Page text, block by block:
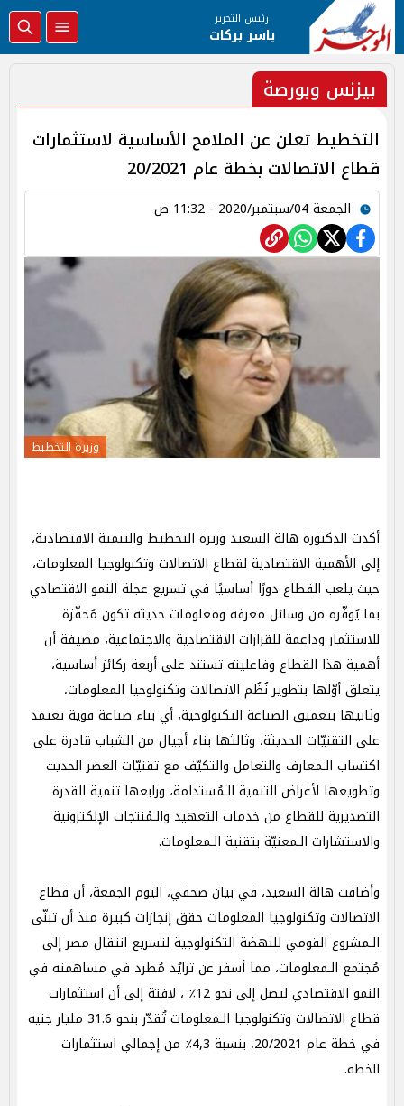
رئيس التحرير
ياسر بركات
بيزنس وبورصة
التخطيط تعلن عن الملامح الأساسية لاستثمارات
قطاع الاتصالات بخطة عام 20/2021
الجمعة 04/سبتمبر/2020 - 11:32 ص
وزيرة التخطيط
أكدت الدكتورة هالة السعيد وزيرة التخطيط والتنمية الاقتصادية،
إلى الأهمية الاقتصادية لقطاع الاتصالات وتكنولوجيا المعلومات،
حيث يلعب القطاع دورًا أساسيًا في تسريع عجلة النمو الاقتصادي
بما يُوفّره من وسائل معرفة ومعلومات حديثة تكون مُحفّزة
للاستثمار وداعمة للقرارات الاقتصادية والاجتماعية، مضيفة أن
أهمية هذا القطاع وفاعليته تستند على أربعة ركائز أساسية،
يتعلق أوّلها بتطوير نُظُم الاتصالات وتكنولوجيا المعلومات،
وثانيها بتعميق الصناعة التكنولوجية، أي بناء صناعة قوية تعتمد
على التقنيّات الحديثة، وثالثها بناء أجيال من الشباب قادرة على
اكتساب الـمعارف والتعامل والتكيّف مع تقنيّات العصر الحديث
وتطويعها لأغراض التنمية الـمُستدامة، ورابعها تنمية القدرة
التصديرية للقطاع من خدمات التعهيد والـمُنتجات الإلكترونية
والاستشارات الـمعنيّة بتقنية الـمعلومات.
وأضافت هالة السعيد، في بيان صحفي، اليوم الجمعة، أن قطاع
الاتصالات وتكنولوجيا المعلومات حقق إنجازات كبيرة منذ أن تبنّى
الـمشروع القومي للنهضة التكنولوجية لتسريع انتقال مصر إلى
مُجتمع الـمعلومات، مما أسفر عن تزايُد مُطرد في مساهمته في
النمو الاقتصادي ليصل إلى نحو 12٪ ، لافتة إلى أن استثمارات
قطاع الاتصالات وتكنولوجيا الـمعلومات تُقدّر بنحو 31.6 مليار جنيه
في خطة عام 20/2021، بنسبة 4,3٪ من إجمالي استثمارات
الخطة.